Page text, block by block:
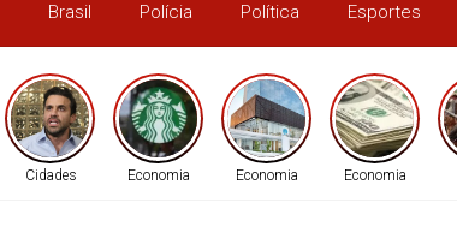
Brasil Polícia Política Esportes
Cidades Economia Economia Economia